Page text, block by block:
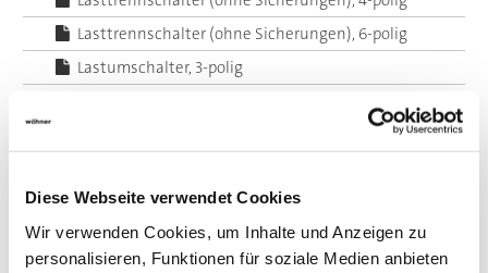
Diese Webseite verwendet Cookies
Wir verwenden Cookies, um Inhalte und Anzeigen zu
personalisieren, Funktionen für soziale Medien anbieten
Lasttrennschalter (ohne Sicherungen), 6-polig
Lastumschalter, 3-polig